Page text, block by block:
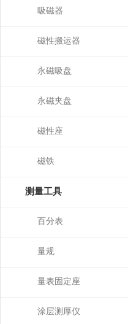
吸磁器
磁性搬运器
永磁吸盘
永磁夹盘
磁性座
磁铁
测量工具
百分表
量规
量表固定座
涂层测厚仪